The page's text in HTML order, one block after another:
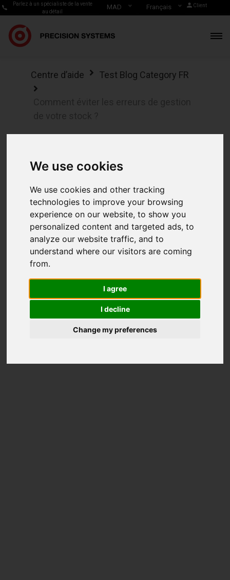
We use cookies
We use cookies and other tracking
technologies to improve your browsing
experience on our website, to show you
personalized content and targeted ads, to
analyze our website traffic, and to
understand where our visitors are coming
from.
I agree
I decline
Change my preferences
Parlez à un spécialiste de la vente
au détail
MAD Français Client
Centre d’aide Test Blog Category FR
erreurs de gestion
de votre stock ?